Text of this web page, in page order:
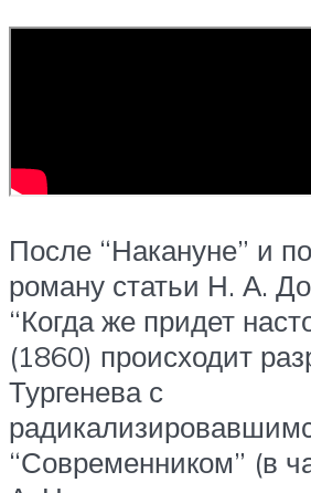
После “Накануне” и
роману статьи Н. А.
“Когда же придет
(1860) происходит
Тургенева с
“Современником” (в